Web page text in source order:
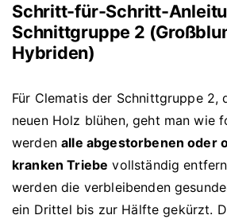
Schritt-für-Schritt-
Schnittgruppe 2
Hybriden)
Für Clematis der Schnittgruppe 2,
neuen Holz blühen, geht man wie
werdenalle abgestorbenen oder
kranken Triebe vollständig
werden die verbleibenden
ein Drittel bis zur Hälfte gekürzt.